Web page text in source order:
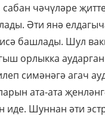
чәчүләре
Әти янә
башлады. Шул
орлыкка
симәнәгә агач
ата-ата
иде. Шуннан әти